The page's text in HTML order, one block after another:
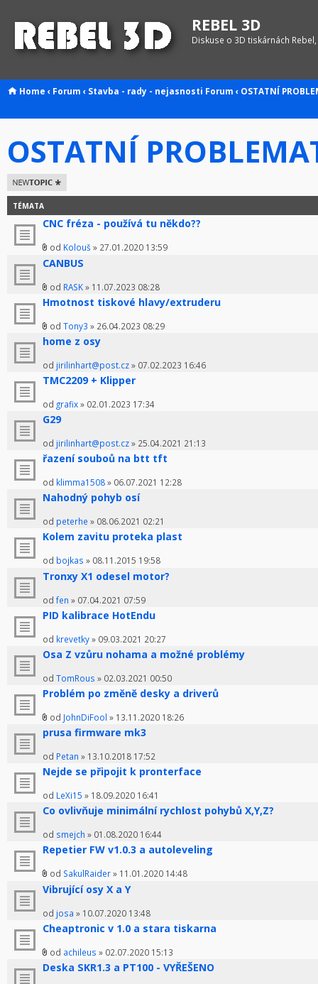
REBEL 3D
Diskuse o 3D tiskárnách
Home ‹ Forum ‹ Stavba - rady - nejasnosti Forum ‹ OSTATNÍ
OSTATNÍ
Odeslat nové
téma
TÉMATA
CNC fréza - používá tu někdo??
od Kolouš » 27.01.2020 13:59
CANBUS
od RASK» 11.07.2023 08:28
Hmotnost tiskové hlavy/extruderu
od Tony3 » 26.04.2023 08:29
home z osy
od jirilinhart@post.cz» 07.02.2023 16:46
TMC2209 + Klipper
od grafix» 02.01.2023 17:34
G29
od jirilinhart@post.cz» 25.04.2021 21:13
řazení souboů na btt tft
od klimma1508» 06.07.2021 12:28
Nahodný pohyb osí
od peterhe » 08.06.2021 02:21
Kolem zavitu proteka plast
od bojkas » 08.11.2015 19:58
Tronxy X1 odesel motor?
od fen » 07.04.2021 07:59
PID kalibrace HotEndu
od krevetky» 09.03.2021 20:27
Osa Z vzůru nohama a možné problémy
od TomRous » 02.03.2021 00:50
Problém po změně desky a driverů
od JohnDiFool » 13.11.2020 18:26
prusa firmware mk3
od Petan » 13.10.2018 17:52
Nejde se připojit k pronterface
od LeXi15 » 18.09.2020 16:41
Co ovlivňuje minimální rychlost pohybů X,Y,Z?
od smejch » 01.08.2020 16:44
Repetier FW v1.0.3 a autoleveling
od SakulRaider» 11.01.2020 14:48
Vibrující osy X a Y
od josa » 10.07.2020 13:48
Cheaptronic v 1.0 a stara tiskarna
od achileus » 02.07.2020 15:13
Deska SKR1.3 a PT100 - VYŘEŠENO